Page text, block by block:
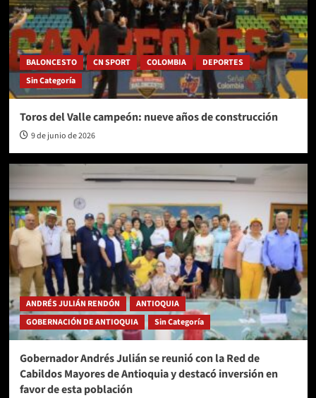
BALONCESTO CN SPORT COLOMBIA
DEPORTES
Sin Categoría
Toros del Valle campeón: nueve años de construcción
9 de junio de 2026
ANDRÉS JULIÁN RENDÓN
ANTIOQUIA
GOBERNACIÓN DE ANTIOQUIA
Sin Categoría
Gobernador Andrés Julián se reunió con la Red de
Cabildos Mayores de Antioquia y destacó inversión en
favor de esta población